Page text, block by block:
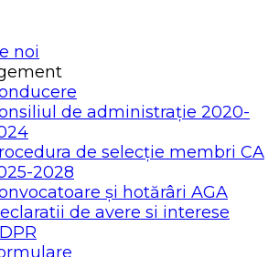
noi
de administrație 2020-
de selecție membri CA
2028
și hotărâri AGA
de avere si interese